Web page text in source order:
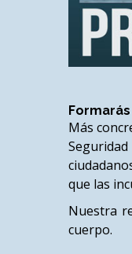
Más
que las
Nuestra
cuerpo.